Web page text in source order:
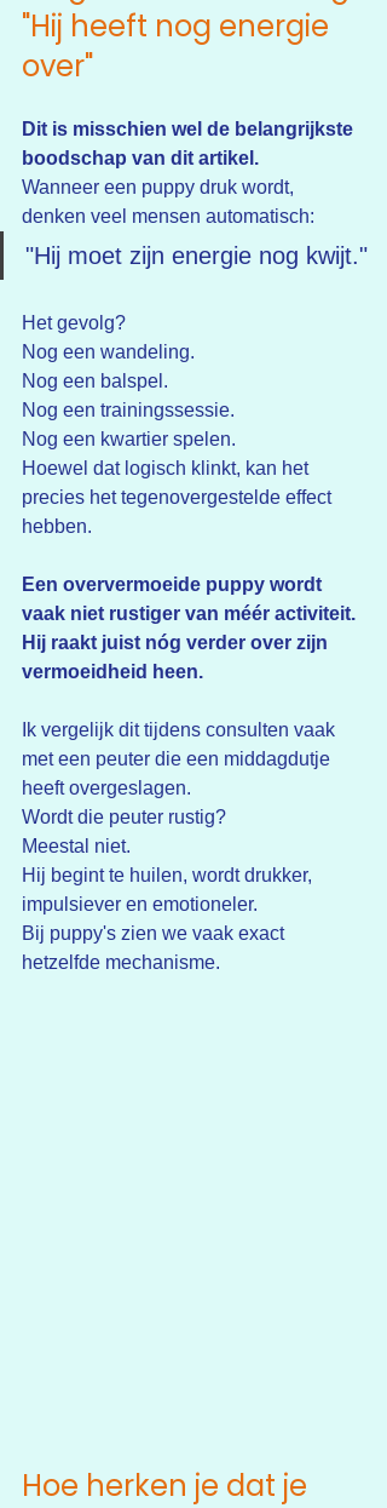
"Hij heeft nog energie
over"
Dit is misschien wel de belangrijkste
boodschap van dit artikel.
Wanneer een puppy druk wordt,
denken veel mensen automatisch:
"Hij moet zijn energie nog kwijt."
Het gevolg?
Nog een wandeling.
Nog een balspel.
Nog een trainingssessie.
Nog een kwartier spelen.
Hoewel dat logisch klinkt, kan het
precies het tegenovergestelde effect
hebben.
Een oververmoeide puppy wordt
vaak niet rustiger van méér activiteit.
Hij raakt juist nóg verder over zijn
vermoeidheid heen.
Ik vergelijk dit tijdens consulten vaak
met een peuter die een middagdutje
heeft overgeslagen.
Wordt die peuter rustig?
Meestal niet.
Hij begint te huilen, wordt drukker,
impulsiever en emotioneler.
Bij puppy's zien we vaak exact
hetzelfde mechanisme.
Hoe herken je dat je